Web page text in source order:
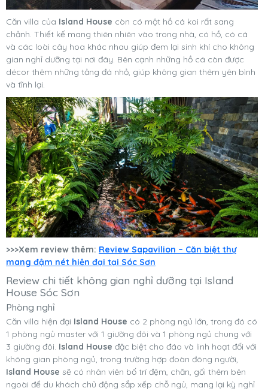
Căn villa của Island House còn có một hồ cá koi rất sang
chảnh. Thiết kế mang thiên nhiên vào trong nhà, có hồ, có cá
và các loài cây hoa khác nhau giúp đem lại sinh khí cho không
gian nghỉ dưỡng tại nơi đây. Bên cạnh những hồ cá còn được
décor thêm những tảng đá nhỏ, giúp không gian thêm yên bình
và tĩnh lại.
>>>Xem review thêm: Review Sapavilion – Căn biệt thự
mang đậm nét hiện đại tại Sóc Sơn
Review chi tiết không gian nghỉ dưỡng tại Island
House Sóc Sơn
Phòng nghỉ
Căn villa hiện đại Island House có 2 phòng ngủ lớn, trong đó có
1 phòng ngủ master với 1 giường đôi và 1 phòng ngủ chung với
3 giường đôi. Island House đặc biệt cho đáo và linh hoạt đối với
không gian phòng ngủ, trong trường hợp đoàn đông người,
Island House sẽ có nhân viên bố trí đệm, chăn, gối thêm bên
ngoài để du khách chủ động sắp xếp chỗ ngủ, mang lại kỳ nghỉ